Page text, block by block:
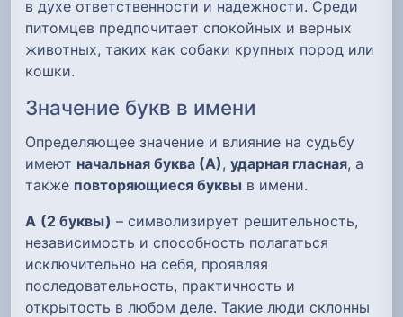
в духе ответственности и надежности. Среди
питомцев предпочитает спокойных и верных
животных, таких как собаки крупных пород или
кошки.
Значение букв в имени
Определяющее значение и влияние на судьбу
имеют начальная буква (А), ударная гласная, а
также повторяющиеся буквы в имени.
А (2 буквы) – символизирует решительность,
независимость и способность полагаться
исключительно на себя, проявляя
последовательность, практичность и
открытость в любом деле. Такие люди склонны